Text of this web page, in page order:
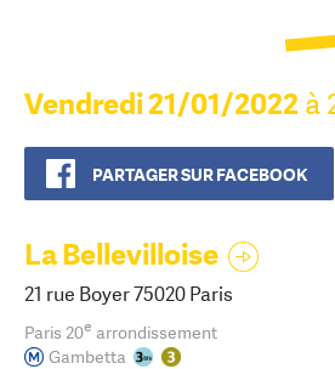
Vendredi 21/01/2022 à
PARTAGER SUR FACEBOOK
La Bellevilloise
21 rue Boyer 75020 Paris
Paris 20e arrondissement
Gambetta